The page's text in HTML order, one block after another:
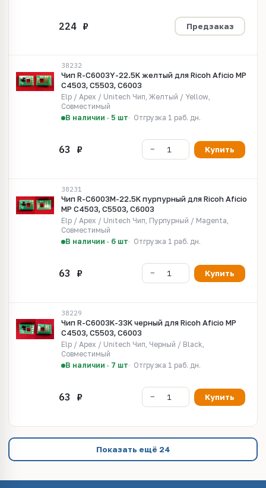
Предзаказ
38232
Чип R-C6003Y-22.5K желтый для Ricoh Aficio MP
C4503, C5503, C6003
Elp / Apex / Unitech Чип, Желтый / Yellow,
Совместимый
В наличии · 5 шт
Отгрузка 1 раб. дн.
Купить
38231
Чип R-C6003M-22.5K пурпурный для Ricoh Aficio
MP C4503, C5503, C6003
Elp / Apex / Unitech Чип, Пурпурный / Magenta,
Совместимый
В наличии · 6 шт
Отгрузка 1 раб. дн.
Купить
38229
Чип R-C6003K-33K черный для Ricoh Aficio MP
C4503, C5503, C6003
Elp / Apex / Unitech Чип, Черный / Black,
Совместимый
В наличии · 7 шт
Отгрузка 1 раб. дн.
Купить
Показать ещё 24